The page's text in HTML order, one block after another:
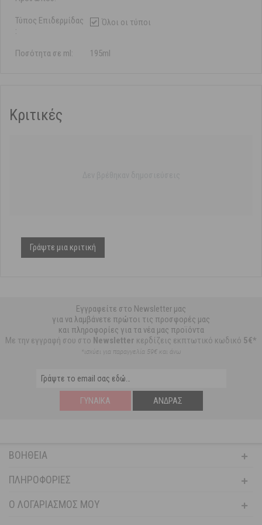
Τύπος Επιδερμίδας
:
Όλοι οι τύποι
Ποσότητα σε ml: 195ml
Κριτικές
Γράψτε μια κριτική
Εγγραφείτε στο Newsletter μας
για να λαμβάνετε πρώτοι τις προσφορές μας
και πληροφορίες για τα νέα μας προϊόντα
Με την εγγραφή σου στο Newsletter κερδίζεις εκπτωτικό κωδικό 5€*
*ισχύει για παραγγελία 59€ και άνω
ΓΥΝΑΊΚΑ ΆΝΔΡΑΣ
ΒΟΉΘΕΙΑ
ΠΛΗΡΟΦΟΡΊΕΣ
Ο ΛΟΓΑΡΙΑΣΜΌΣ ΜΟΥ